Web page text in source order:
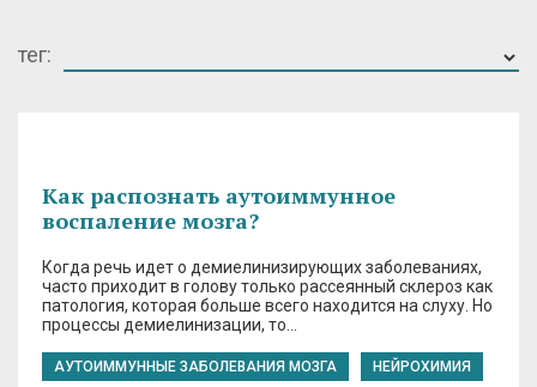
тег:
Как распознать аутоиммунное
воспаление мозга?
Когда речь идет о демиелинизирующих заболеваниях,
часто приходит в голову только рассеянный склероз как
патология, которая больше всего находится на слуху. Но
процессы демиелинизации, то…
АУТОИММУННЫЕ ЗАБОЛЕВАНИЯ МОЗГА НЕЙРОХИМИЯ